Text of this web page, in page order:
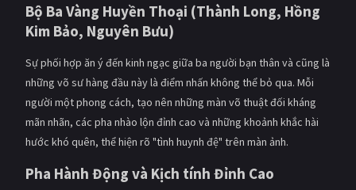
Bộ Ba Vàng Huyền Thoại (Thành Long, Hồng
Kim Bảo, Nguyên Bưu)
Sự phối hợp ăn ý đến kinh ngạc giữa ba người bạn thân và cũng là
những võ sư hàng đầu này là điểm nhấn không thể bỏ qua. Mỗi
người một phong cách, tạo nên những màn võ thuật đối kháng
mãn nhãn, các pha nhào lộn đỉnh cao và những khoảnh khắc hài
hước khó quên, thể hiện rõ "tình huynh đệ" trên màn ảnh.
Pha Hành Động và Kịch tính Đỉnh Cao